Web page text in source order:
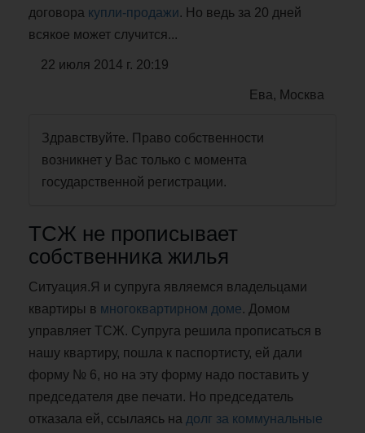
договора купли-продажи. Но ведь за 20 дней
всякое может случится...
22 июля 2014 г. 20:19
Ева, Москва
Здравствуйте. Право собственности
возникнет у Вас только с момента
государственной регистрации.
ТСЖ не прописывает
собственника жилья
Ситуация.Я и супруга являемся владельцами
квартиры в многоквартирном доме. Домом
управляет ТСЖ. Супруга решила прописаться в
нашу квартиру, пошла к паспортисту, ей дали
форму № 6, но на эту форму надо поставить у
председателя две печати. Но председатель
отказала ей, ссылаясь на долг за коммунальные